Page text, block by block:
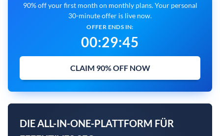
90% off your first month on monthly plans. Your personal
30-minute offer is live now.
OFFER ENDS IN:
00:29:45
CLAIM 90% OFF NOW
DIE ALL-IN-ONE-PLATTFORM FÜR